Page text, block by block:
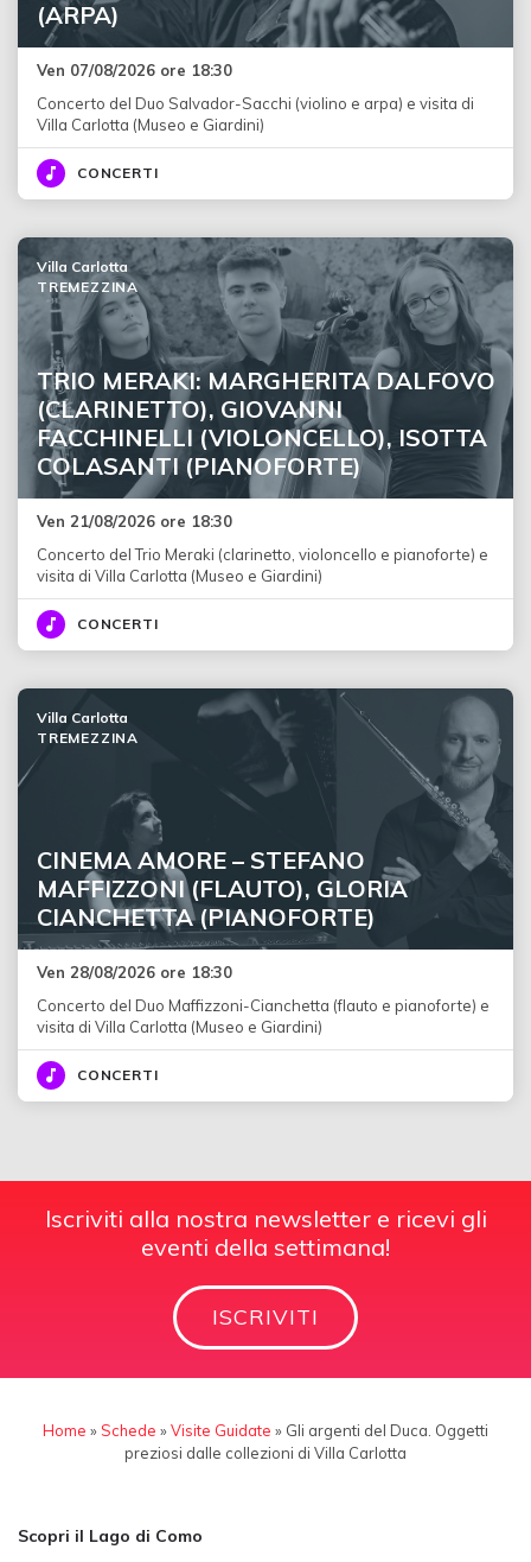
(ARPA)
Ven 07/08/2026 ore 18:30
Concerto del Duo Salvador-Sacchi (violino e arpa) e visita di
Villa Carlotta (Museo e Giardini)
CONCERTI
TRIO MERAKI: MARGHERITA DALFOVO
(CLARINETTO), GIOVANNI
FACCHINELLI (VIOLONCELLO), ISOTTA
COLASANTI (PIANOFORTE)
Villa Carlotta
TREMEZZINA
Ven 21/08/2026 ore 18:30
Concerto del Trio Meraki (clarinetto, violoncello e pianoforte) e
visita di Villa Carlotta (Museo e Giardini)
CONCERTI
CINEMA AMORE – STEFANO
MAFFIZZONI (FLAUTO), GLORIA
CIANCHETTA (PIANOFORTE)
Villa Carlotta
TREMEZZINA
Ven 28/08/2026 ore 18:30
Concerto del Duo Maffizzoni-Cianchetta (flauto e pianoforte) e
visita di Villa Carlotta (Museo e Giardini)
CONCERTI
Iscriviti alla nostra newsletter e ricevi gli
eventi della settimana!
ISCRIVITI
Home »Schede »Visite Guidate » Gli argenti del Duca. Oggetti
preziosi dalle collezioni di Villa Carlotta
Scopri il Lago di Como